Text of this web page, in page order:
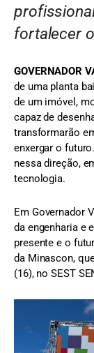
fortalecer
GOVERNADOR
de uma planta
de um imóvel,
capaz de
transformarão
enxergar o
nessa direção,
tecnologia.
Em Governador
da engenharia e
presente e o
da Minascon,
(16), no SEST